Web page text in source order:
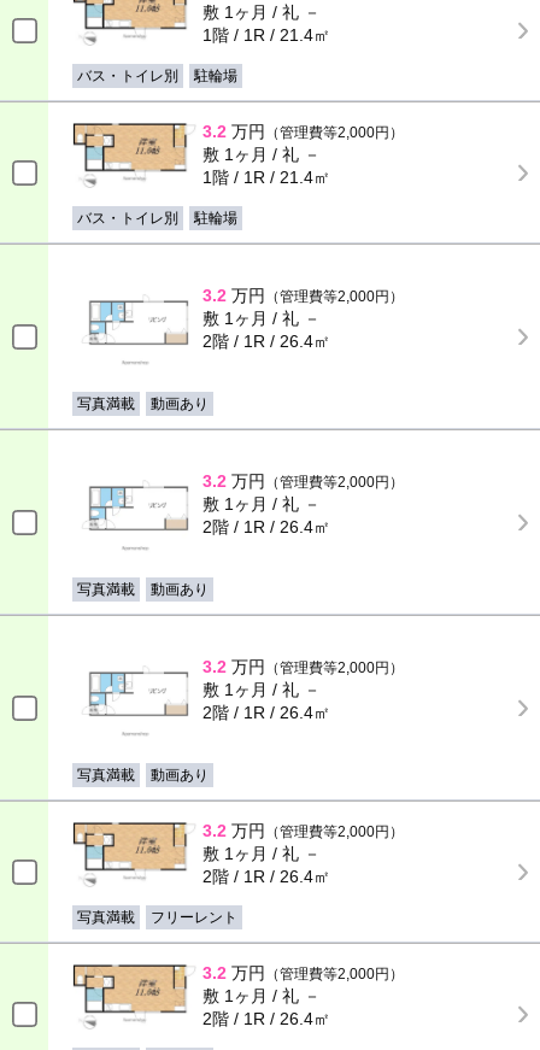
敷 1ヶ月 / 礼 －
1階 / 1R / 21.4㎡
バス・トイレ別 駐輪場
3.2 万円 （管理費等2,000円）
敷 1ヶ月 / 礼 －
1階 / 1R / 21.4㎡
バス・トイレ別 駐輪場
3.2 万円 （管理費等2,000円）
敷 1ヶ月 / 礼 －
2階 / 1R / 26.4㎡
写真満載 動画あり
3.2 万円 （管理費等2,000円）
敷 1ヶ月 / 礼 －
2階 / 1R / 26.4㎡
写真満載 動画あり
3.2 万円 （管理費等2,000円）
敷 1ヶ月 / 礼 －
2階 / 1R / 26.4㎡
写真満載 動画あり
3.2 万円 （管理費等2,000円）
敷 1ヶ月 / 礼 －
2階 / 1R / 26.4㎡
写真満載 フリーレント
3.2 万円 （管理費等2,000円）
敷 1ヶ月 / 礼 －
2階 / 1R / 26.4㎡